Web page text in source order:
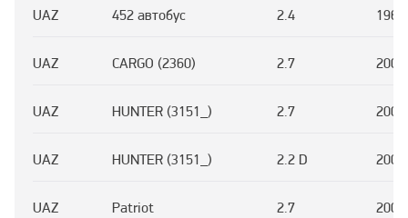
UAZ 452 автобус 2.4
UAZ CARGO (2360) 2.7
UAZ HUNTER (3151_) 2.7
UAZ HUNTER (3151_) 2.2 D
UAZ Patriot 2.7